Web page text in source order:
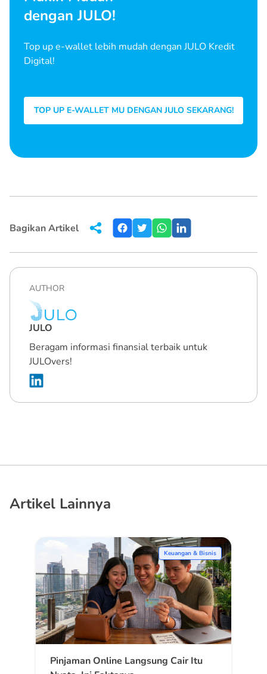
dengan JULO!
Top up e-wallet lebih mudah dengan JULO Kredit
Digital!
TOP UP E-WALLET MU DENGAN JULO SEKARANG!
Bagikan Artikel
AUTHOR
JULO
Beragam informasi finansial terbaik untuk
JULOvers!
Artikel Lainnya
Keuangan & Bisnis
Pinjaman Online Langsung Cair Itu